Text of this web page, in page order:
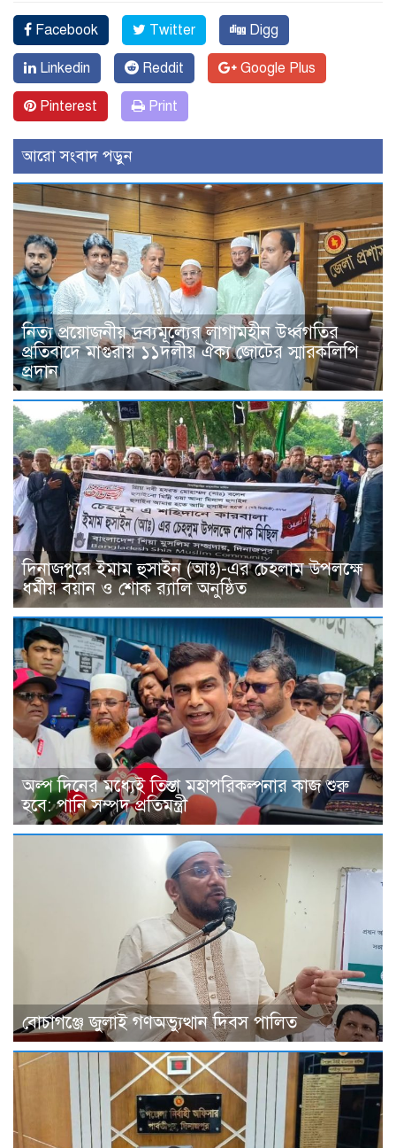
Facebook Twitter Digg
Linkedin Reddit Google Plus
Pinterest Print
আরো সংবাদ পড়ুন
নিত্য প্রয়োজনীয় দ্রব্যমূল্যের লাগামহীন উর্ধ্বগতির
প্রতিবাদে মাগুরায় ১১দলীয় ঐক্য জোটের স্মারকলিপি
প্রদান
দিনাজপুরে ইমাম হুসাইন (আঃ)-এর চেহলাম উপলক্ষে
ধর্মীয় বয়ান ও শোক র‍্যালি অনুষ্ঠিত
অল্প দিনের মধ্যেই তিস্তা মহাপরিকল্পনার কাজ শুরু
হবে: পানি সম্পদ প্রতিমন্ত্রী
বোচাগঞ্জে জুলাই গণঅভ্যুত্থান দিবস পালিত